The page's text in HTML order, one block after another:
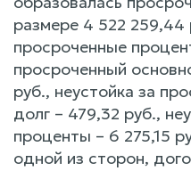
размере 4 522 259,44
просроченные
просроченный
руб., неустойка за
долг – 479,32 руб.,
проценты – 6 275,15
одной из сторон,